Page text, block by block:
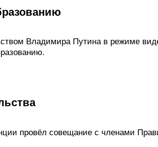
Владимира Путина в режиме
провёл совещание с членами